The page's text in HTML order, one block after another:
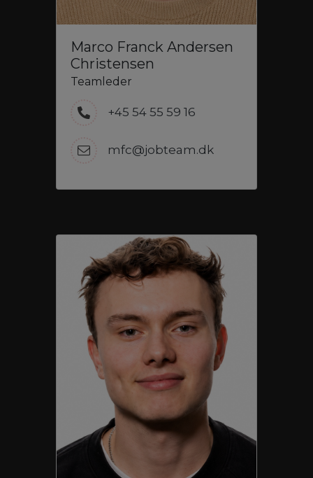
Marco Franck Andersen
Christensen
Teamleder
+45 54 55 59 16
mfc@jobteam.dk